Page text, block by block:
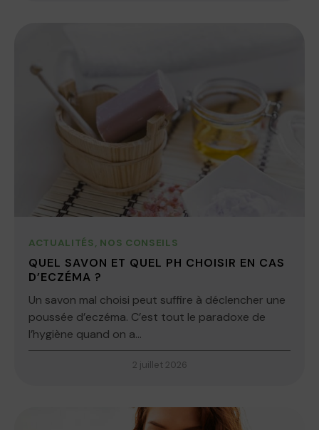
ACTUALITÉS, NOS CONSEILS
QUEL SAVON ET QUEL PH CHOISIR EN CAS
D’ECZÉMA ?
Un savon mal choisi peut suffire à déclencher une
poussée d’eczéma. C’est tout le paradoxe de
l’hygiène quand on a...
2 juillet 2026